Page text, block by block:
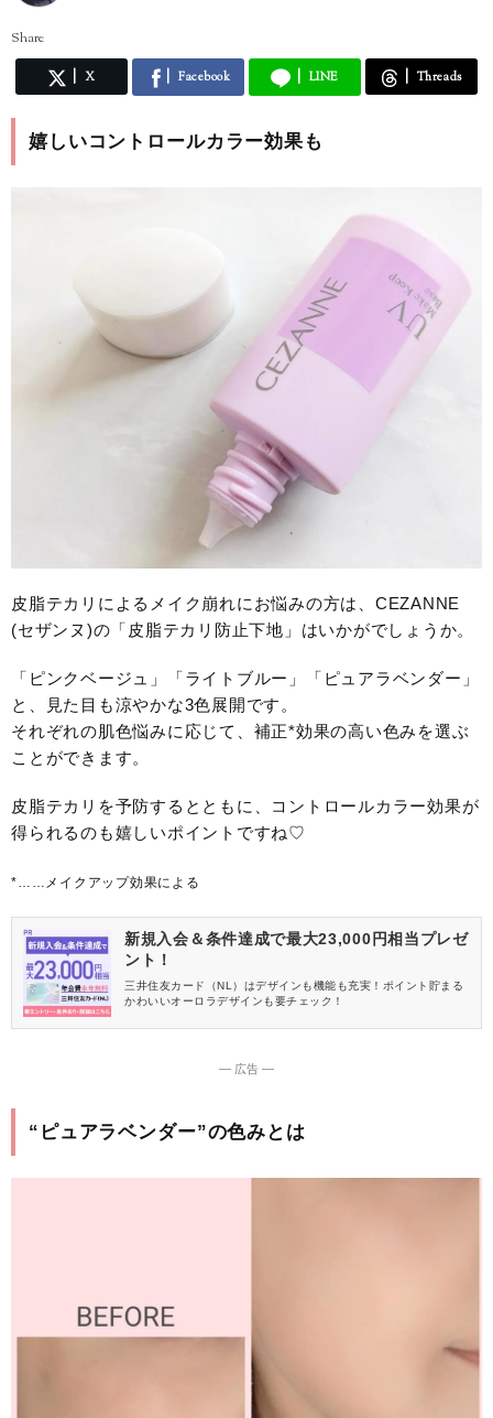
Share
X Facebook LINE Threads
嬉しいコントロールカラー効果も
皮脂テカリによるメイク崩れにお悩みの方は、CEZANNE
(セザンヌ)の「皮脂テカリ防止下地」はいかがでしょうか。
「ピンクベージュ」「ライトブルー」「ピュアラベンダー」
と、見た目も涼やかな3色展開です。
それぞれの肌色悩みに応じて、補正*効果の高い色みを選ぶ
ことができます。
皮脂テカリを予防するとともに、コントロールカラー効果が
得られるのも嬉しいポイントですね♡
*……メイクアップ効果による
新規入会＆条件達成で最大23,000円相当プレゼ
ント！
三井住友カード（NL）はデザインも機能も充実！ポイント貯まる
かわいいオーロラデザインも要チェック！
― 広告 ―
“ピュアラベンダー”の色みとは